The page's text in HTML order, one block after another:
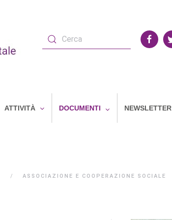
ATTIVITÀ DOCUMENTI NEWSLETTER
ASSOCIAZIONE E COOPERAZIONE SOCIALE